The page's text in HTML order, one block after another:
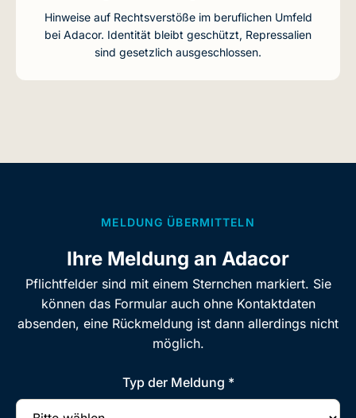
Hinweise auf Rechtsverstöße im beruflichen Umfeld
bei Adacor. Identität bleibt geschützt, Repressalien
sind gesetzlich ausgeschlossen.
MELDUNG ÜBERMITTELN
Ihre Meldung an Adacor
Pflichtfelder sind mit einem Sternchen markiert. Sie
können das Formular auch ohne Kontaktdaten
absenden, eine Rückmeldung ist dann allerdings nicht
möglich.
Typ der Meldung *